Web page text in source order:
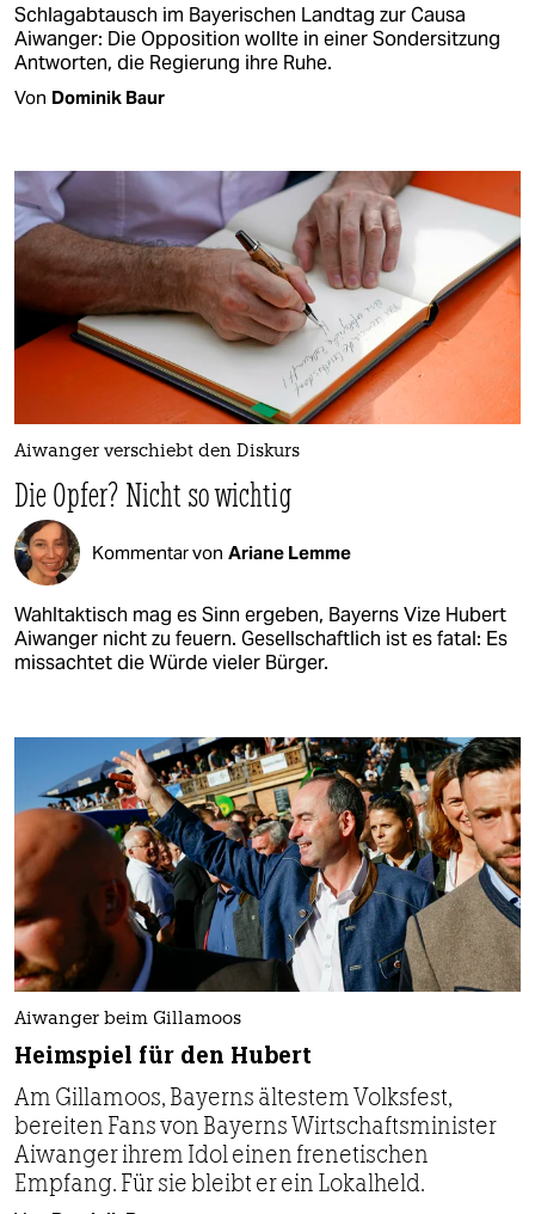
Schlagabtausch im Bayerischen Landtag zur Causa
Aiwanger: Die Opposition wollte in einer Sondersitzung
Antworten, die Regierung ihre Ruhe.
Von Dominik Baur
Aiwanger verschiebt den Diskurs
Die Opfer? Nicht so wichtig
Kommentar von Ariane Lemme
Wahltaktisch mag es Sinn ergeben, Bayerns Vize Hubert
Aiwanger nicht zu feuern. Gesellschaftlich ist es fatal: Es
missachtet die Würde vieler Bürger.
Aiwanger beim Gillamoos
Heimspiel für den Hubert
Am Gillamoos, Bayerns ältestem Volksfest,
bereiten Fans von Bayerns Wirtschaftsminister
Aiwanger ihrem Idol einen frenetischen
Empfang. Für sie bleibt er ein Lokalheld.